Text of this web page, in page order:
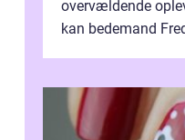
overvældende
kan bedemand